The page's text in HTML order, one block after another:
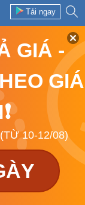
Tải ngay
GIÁ -
GIÁ
10-12/08)